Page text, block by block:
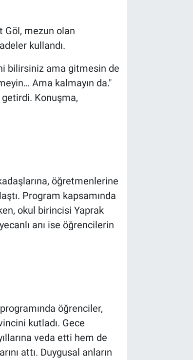
Göl, mezun olan
kullandı.
bilirsiniz ama gitmesin de
Ama kalmayın da."
Konuşma,
öğretmenlerine
Program kapsamında
okul birincisi Yaprak
anı ise öğrencilerin
öğrenciler,
kutladı. Gece
veda etti hem de
attı. Duygusal anların